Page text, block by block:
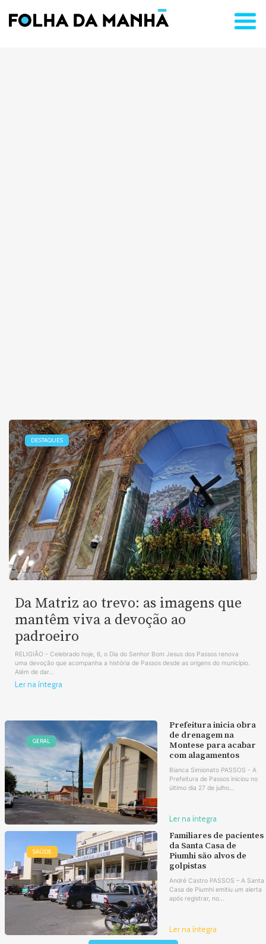
DESTAQUES
Da Matriz ao trevo: as imagens que
mantêm viva a devoção ao
padroeiro
RELIGIÃO - Celebrado hoje, 6, o Dia do Senhor Bom Jesus dos Passos renova
uma devoção que acompanha a história de Passos desde as origens do município.
Além de dar...
Ler na íntegra
GERAL
Prefeitura inicia obra
de drenagem na
Montese para acabar
com alagamentos
Bianca Simionato PASSOS - A
Prefeitura de Passos iniciou no
último dia 27 de julho...
Ler na íntegra
SAÚDE
Familiares de pacientes
da Santa Casa de
Piumhi são alvos de
golpistas
André Castro PASSOS – A Santa
Casa de Piumhi emitiu um alerta
após registrar, no...
Ler na íntegra